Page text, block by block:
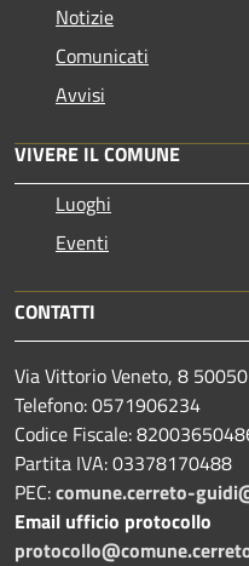
Notizie
Comunicati
Avvisi
VIVERE IL COMUNE
Luoghi
Eventi
CONTATTI
Via Vittorio Veneto, 8
Telefono: 0571906234
Codice Fiscale:
Partita IVA: 03378170488
PEC:comune.cerreto-
Email ufficio protocollo